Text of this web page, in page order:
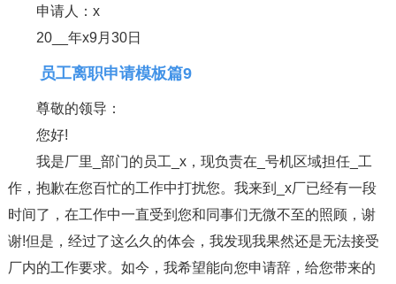
申请人：x
20__年x9月30日
员工离职申请模板篇9
尊敬的领导：
您好!
我是厂里_部门的员工_x，现负责在_号机区域担任_工
作，抱歉在您百忙的工作中打扰您。我来到_x厂已经有一段
时间了，在工作中一直受到您和同事们无微不至的照顾，谢
谢!但是，经过了这么久的体会，我发现我果然还是无法接受
厂内的工作要求。如今，我希望能向您申请辞，给您带来的